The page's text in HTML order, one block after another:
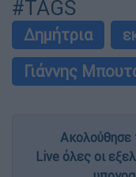
#TAGS
Δημήτρια
Γιάννης
Ακολούθησε
Live όλες οι